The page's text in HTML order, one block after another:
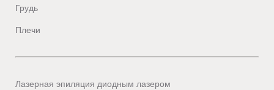
Х
Грудь
Плечи
Лазерная эпиляция диодным лазером